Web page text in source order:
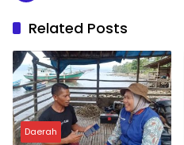
Related Posts
Daerah